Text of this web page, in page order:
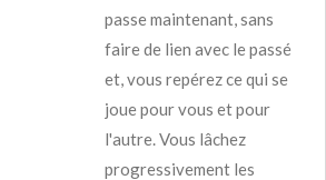
passe maintenant, sans
faire de lien avec le passé
et, vous repérez ce qui se
joue pour vous et pour
l'autre. Vous lâchez
progressivement les